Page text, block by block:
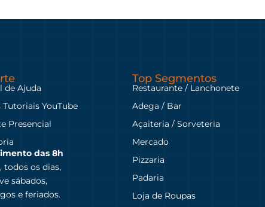
de Ajuda
Tutoriais YouTube
Presencial
das 8h
, todos os dias,
sábados,
e feriados.
Top Segmentos
Restaurante / Lanchonete
Adega / Bar
Açaiteria / Sorveteria
Mercado
Pizzaria
Padaria
Loja de Roupas